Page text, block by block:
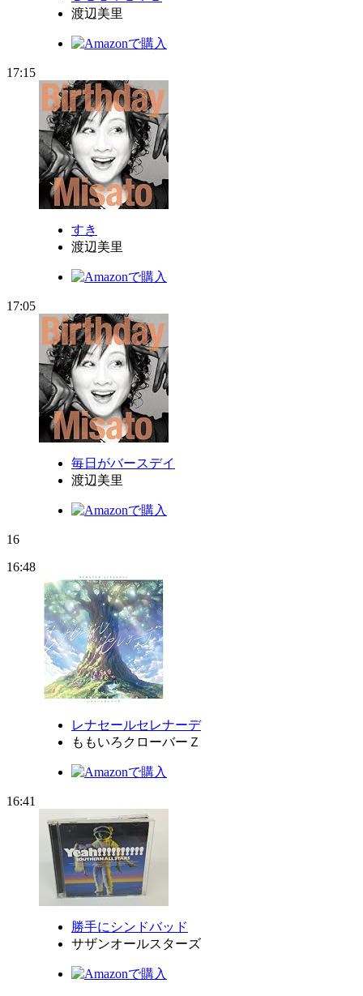
渡辺美里
17:15
すき
渡辺美里
17:05
毎日がバースデイ
渡辺美里
16
16:48
レナセールセレナーデ
ももいろクローバーＺ
16:41
勝手にシンドバッド
サザンオールスターズ